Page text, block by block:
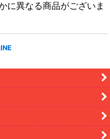
に異なる商品がございま